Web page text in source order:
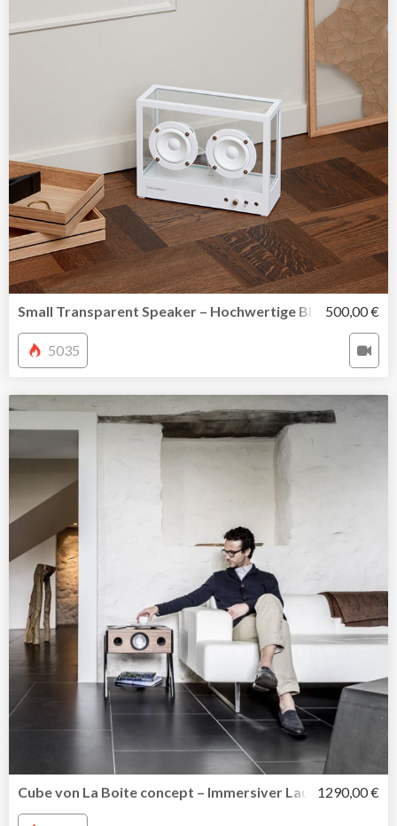
Small Transparent Speaker – Hochwertige Bluetooth
500,00 €
5035
Cube von La Boite concept – Immersiver Lautsprecher
1290,00 €